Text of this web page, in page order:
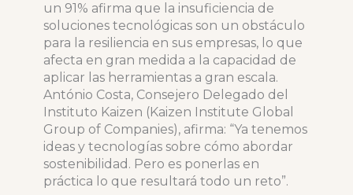
un 91% afirma que la insuficiencia de
soluciones tecnológicas son un obstáculo
para la resiliencia en sus empresas, lo que
afecta en gran medida a la capacidad de
aplicar las herramientas a gran escala.
António Costa, Consejero Delegado del
Instituto Kaizen (Kaizen Institute Global
Group of Companies), afirma: “Ya tenemos
ideas y tecnologías sobre cómo abordar
sostenibilidad. Pero es ponerlas en
práctica lo que resultará todo un reto”.